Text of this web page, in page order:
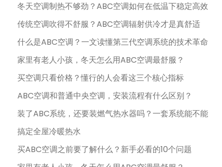
冬天空调制热不够劲？ABC空调如何在低温下稳定高效
传统空调吹得不舒服？ABC空调辐射供冷才是真舒适
什么是ABC空调？一文读懂第三代空调系统的技术革命
家里有老人小孩，冬天怎么用ABC空调最舒服？
买空调只看价格？懂行的人会看这三个核心指标
ABC空调和普通中央空调，安装流程有什么区别？
装了ABC系统，还要装燃气热水器吗？一套系统能不能
搞定全屋冷暖热水
买ABC空调之前要了解什么？新手必看的10个问题